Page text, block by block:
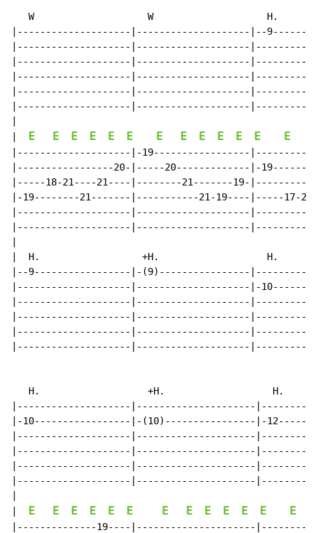
W                    W                    H.
|--------------------|--------------------|--
|--------------------|--------------------
|--------------------|--------------------
|--------------------|--------------------
|--------------------|--------------------
|--------------------|--------------------
E E E E E E E E E E E E E
|--------------------|-19-----------------
|-----------------20-|-----20-------------|-
|-----18-21----21----|--------21-------19-
|-19--------21-------|-----------21-19----|-----17-
|--------------------|--------------------
|--------------------|--------------------
|  H.                  +H.                   H.
|--9-----------------|-(9)----------------
|--------------------|--------------------|-
|--------------------|--------------------
|--------------------|--------------------
|--------------------|--------------------
|--------------------|--------------------
H.                   +H.                   H.
|--------------------|---------------------
|-10-----------------|-(10)----------------|-
|--------------------|---------------------
|--------------------|---------------------
|--------------------|---------------------
|--------------------|---------------------
E E E E E E E E E E E E E
|--------------19----|---------------------